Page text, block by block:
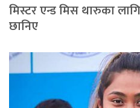
मिस्टर एन्ड मिस थारुका
छानिए